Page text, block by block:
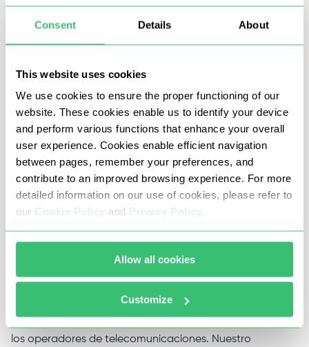
Consent Details About
This website uses cookies
We use cookies to ensure the proper functioning of our
website. These cookies enable us to identify your device
and perform various functions that enhance your overall
user experience. Cookies enable efficient navigation
between pages, remember your preferences, and
contribute to an improved browsing experience. For more
detailed information on our use of cookies, please refer to
our Cookie Policy and Privacy Policy.
Allow all cookies
Customize
Protocolos y autenticación- SOCKS5 y HTTPS;
autenticación por usuario/contraseña o allowlisting
para aprobaciones/pruebas con rotación para
escalar;
Señales de identidad de alta confianza- IP de
operador con fuertes características de anonimato;
Control por API y panel - gestiona frecuencia de
rotación, operaciones masivas y webhooks desde un
solo panel;
Ofrecemos direcciones IP móviles con rotación
automática, replicando el comportamiento dinámico de
los operadores de telecomunicaciones. Nuestro